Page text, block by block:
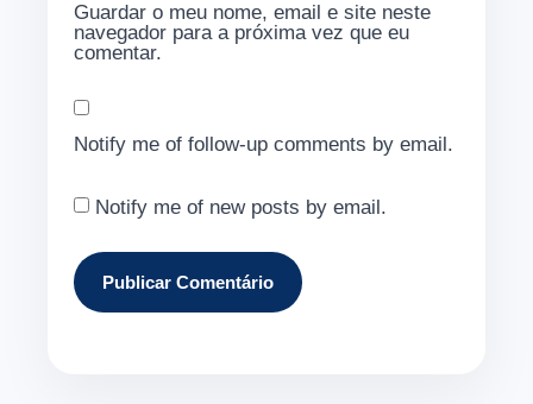
Guardar o meu nome, email e site neste
navegador para a próxima vez que eu
comentar.
Notify me of follow-up comments by email.
Notify me of new posts by email.